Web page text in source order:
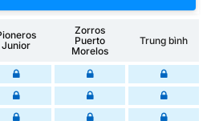
Junior
Zorros
Puerto
Morelos
Trung bình